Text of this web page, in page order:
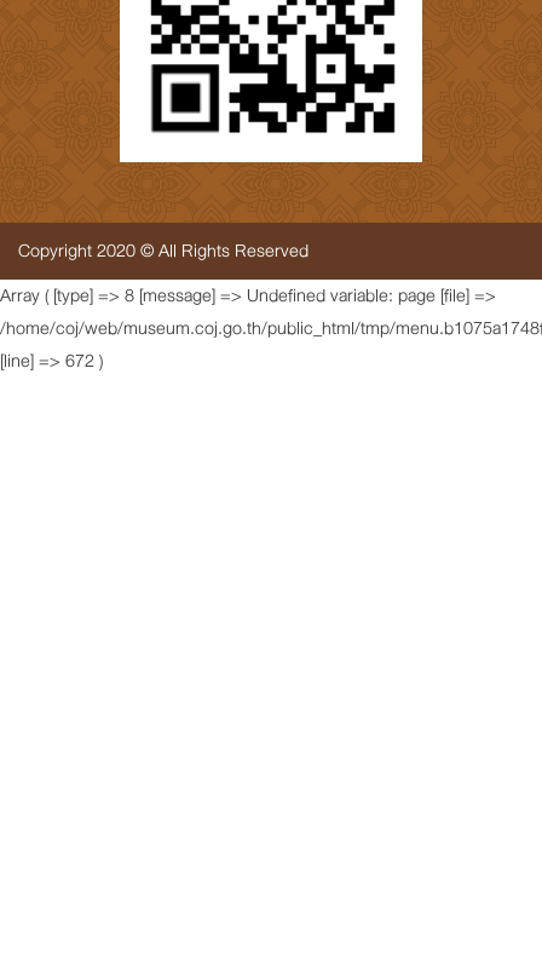
Copyright 2020 © All Rights Reserved
Array ( [type] => 8 [message] => Undefined variable: page [file] =>
/home/coj/web/museum.coj.go.th/public_html/tmp/
[line] => 672 )